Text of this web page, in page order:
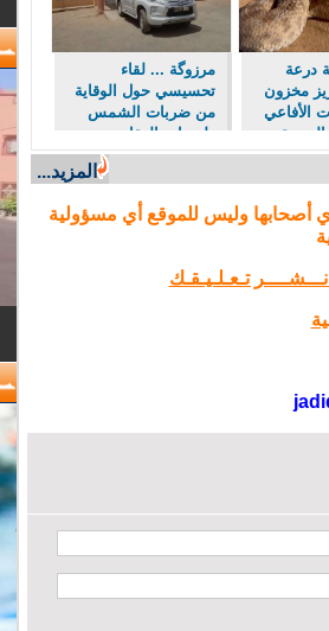
درعة
مخزون
الأفاعي
مرزوگة ... لقاء
تحسيسي حول الوقاية
من ضربات الشمس
ولسعات العقارب
ولدغات الأفاعي
المزيد...
أصحابها وليس للموقع أي مسؤولية
تـعـلـيـقـك